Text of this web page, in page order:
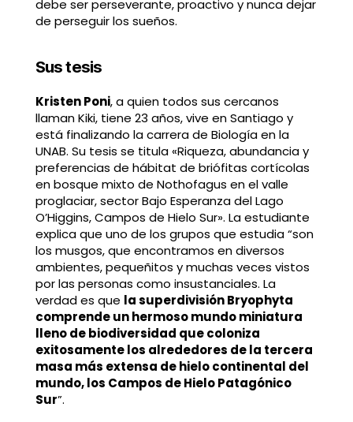
debe ser perseverante, proactivo y nunca dejar
de perseguir los sueños.
Sus tesis
Kristen Poni, a quien todos sus cercanos
llaman Kiki, tiene 23 años, vive en Santiago y
está finalizando la carrera de Biología en la
UNAB. Su tesis se titula «Riqueza, abundancia y
preferencias de hábitat de briófitas cortícolas
en bosque mixto de Nothofagus en el valle
proglaciar, sector Bajo Esperanza del Lago
O’Higgins, Campos de Hielo Sur». La estudiante
explica que uno de los grupos que estudia “son
los musgos, que encontramos en diversos
ambientes, pequeñitos y muchas veces vistos
por las personas como insustanciales. La
verdad es que la superdivisión Bryophyta
comprende un hermoso mundo miniatura
lleno de biodiversidad que coloniza
exitosamente los alrededores de la tercera
masa más extensa de hielo continental del
mundo, los Campos de Hielo Patagónico
Sur”.